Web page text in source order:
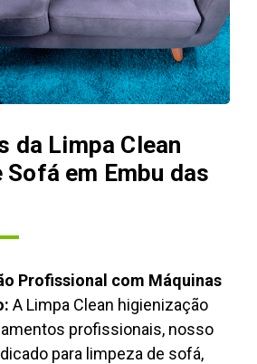
da Limpa Clean
Sofá em Embu das
Profissional com Máquinas
A Limpa Clean higienização
profissionais, nosso
para limpeza de sofá,